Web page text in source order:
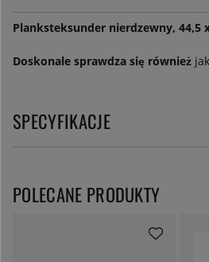
Planksteksunder nierdzewny, 44,5
Doskonale sprawdza się również
SPECYFIKACJE
POLECANE PRODUKTY